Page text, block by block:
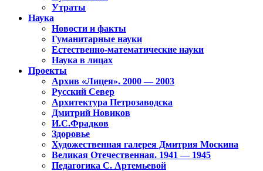
Утраты
Наука
Новости и факты
Гуманитарные науки
Естественно-математические науки
Наука в лицах
Проекты
Архив «Лицея». 2000 — 2003
Русский Север
Архитектура Петрозаводска
Дмитрий Новиков
И.С.Фрадков
Здоровье
Художественная галерея Дмитрия Москина
Великая Отечественная. 1941 — 1945
Педагогика С. Артемьевой